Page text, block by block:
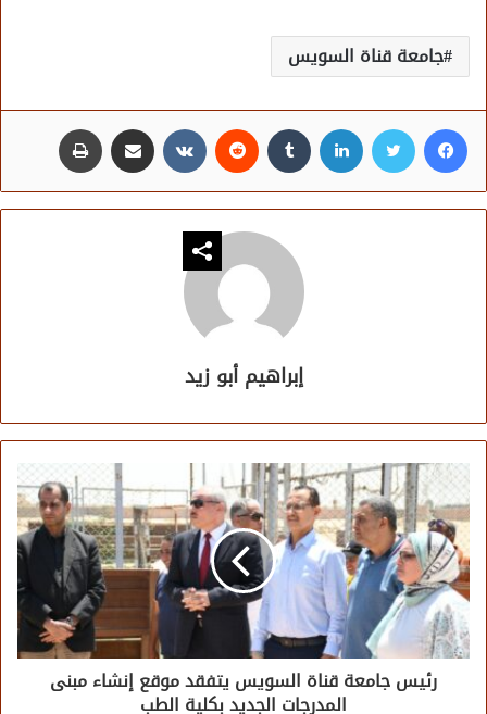
جامعة قناة السويس
فيسبوك تويتر لينكدإن مشاركة عبر البريد
إبراهيم أبو زيد
رئيس جامعة قناة السويس يتفقد موقع إنشاء مبنى
المدرجات الجديد بكلية الطب